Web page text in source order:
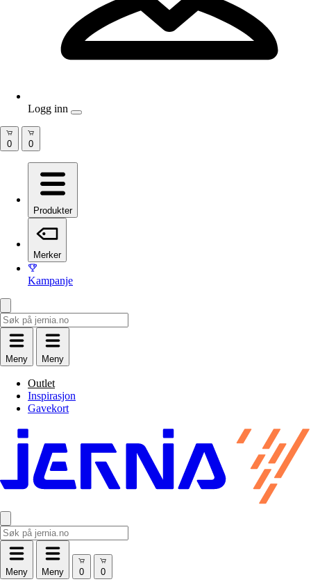
Produkter
Merker
Kampanje
Meny Meny
Outlet
Inspirasjon
Gavekort
Meny Meny